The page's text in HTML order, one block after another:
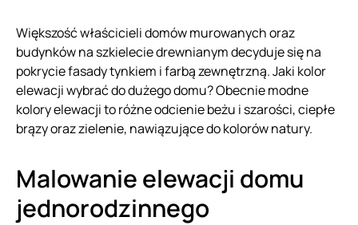
Większość właścicieli domów murowanych oraz
budynków na szkielecie drewnianym decyduje się na
pokrycie fasady tynkiem i farbą zewnętrzną. Jaki kolor
elewacji wybrać do dużego domu? Obecnie modne
kolory elewacji to różne odcienie beżu i szarości, ciepłe
brązy oraz zielenie, nawiązujące do kolorów natury.
Malowanie elewacji domu
jednorodzinnego